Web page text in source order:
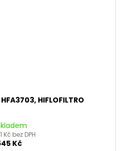
HIFLOFILTRO
Kč bez DPH
Kč